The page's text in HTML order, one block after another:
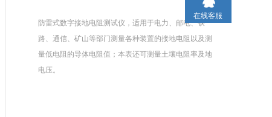
防雷式数字接地电阻测试仪，适用于电力、邮电、铁
路、通信、矿山等部门测量各种装置的接地电阻以及测
量低电阻的导体电阻值；本表还可测量土壤电阻率及地
电压。
在线客服